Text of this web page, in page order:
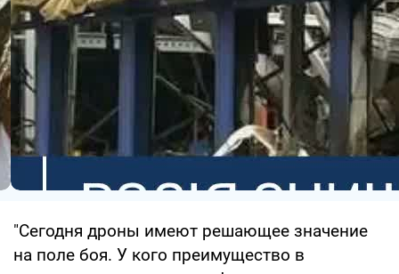
"Сегодня дроны имеют решающее значение
на поле боя. У кого преимущество в